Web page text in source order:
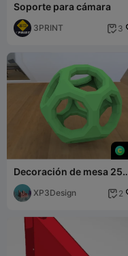
Soporte para cámara
3PRINT  3
Decoración de mesa 25
(grande)
XP3Design  2